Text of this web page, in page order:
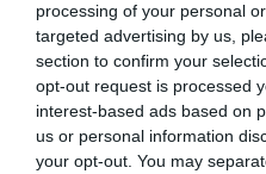
processing of your personal
targeted advertising by us,
section to confirm your
opt-out request is processed
interest-based ads based on
us or personal information
your opt-out. You may
Keresés
Kulcsszavak